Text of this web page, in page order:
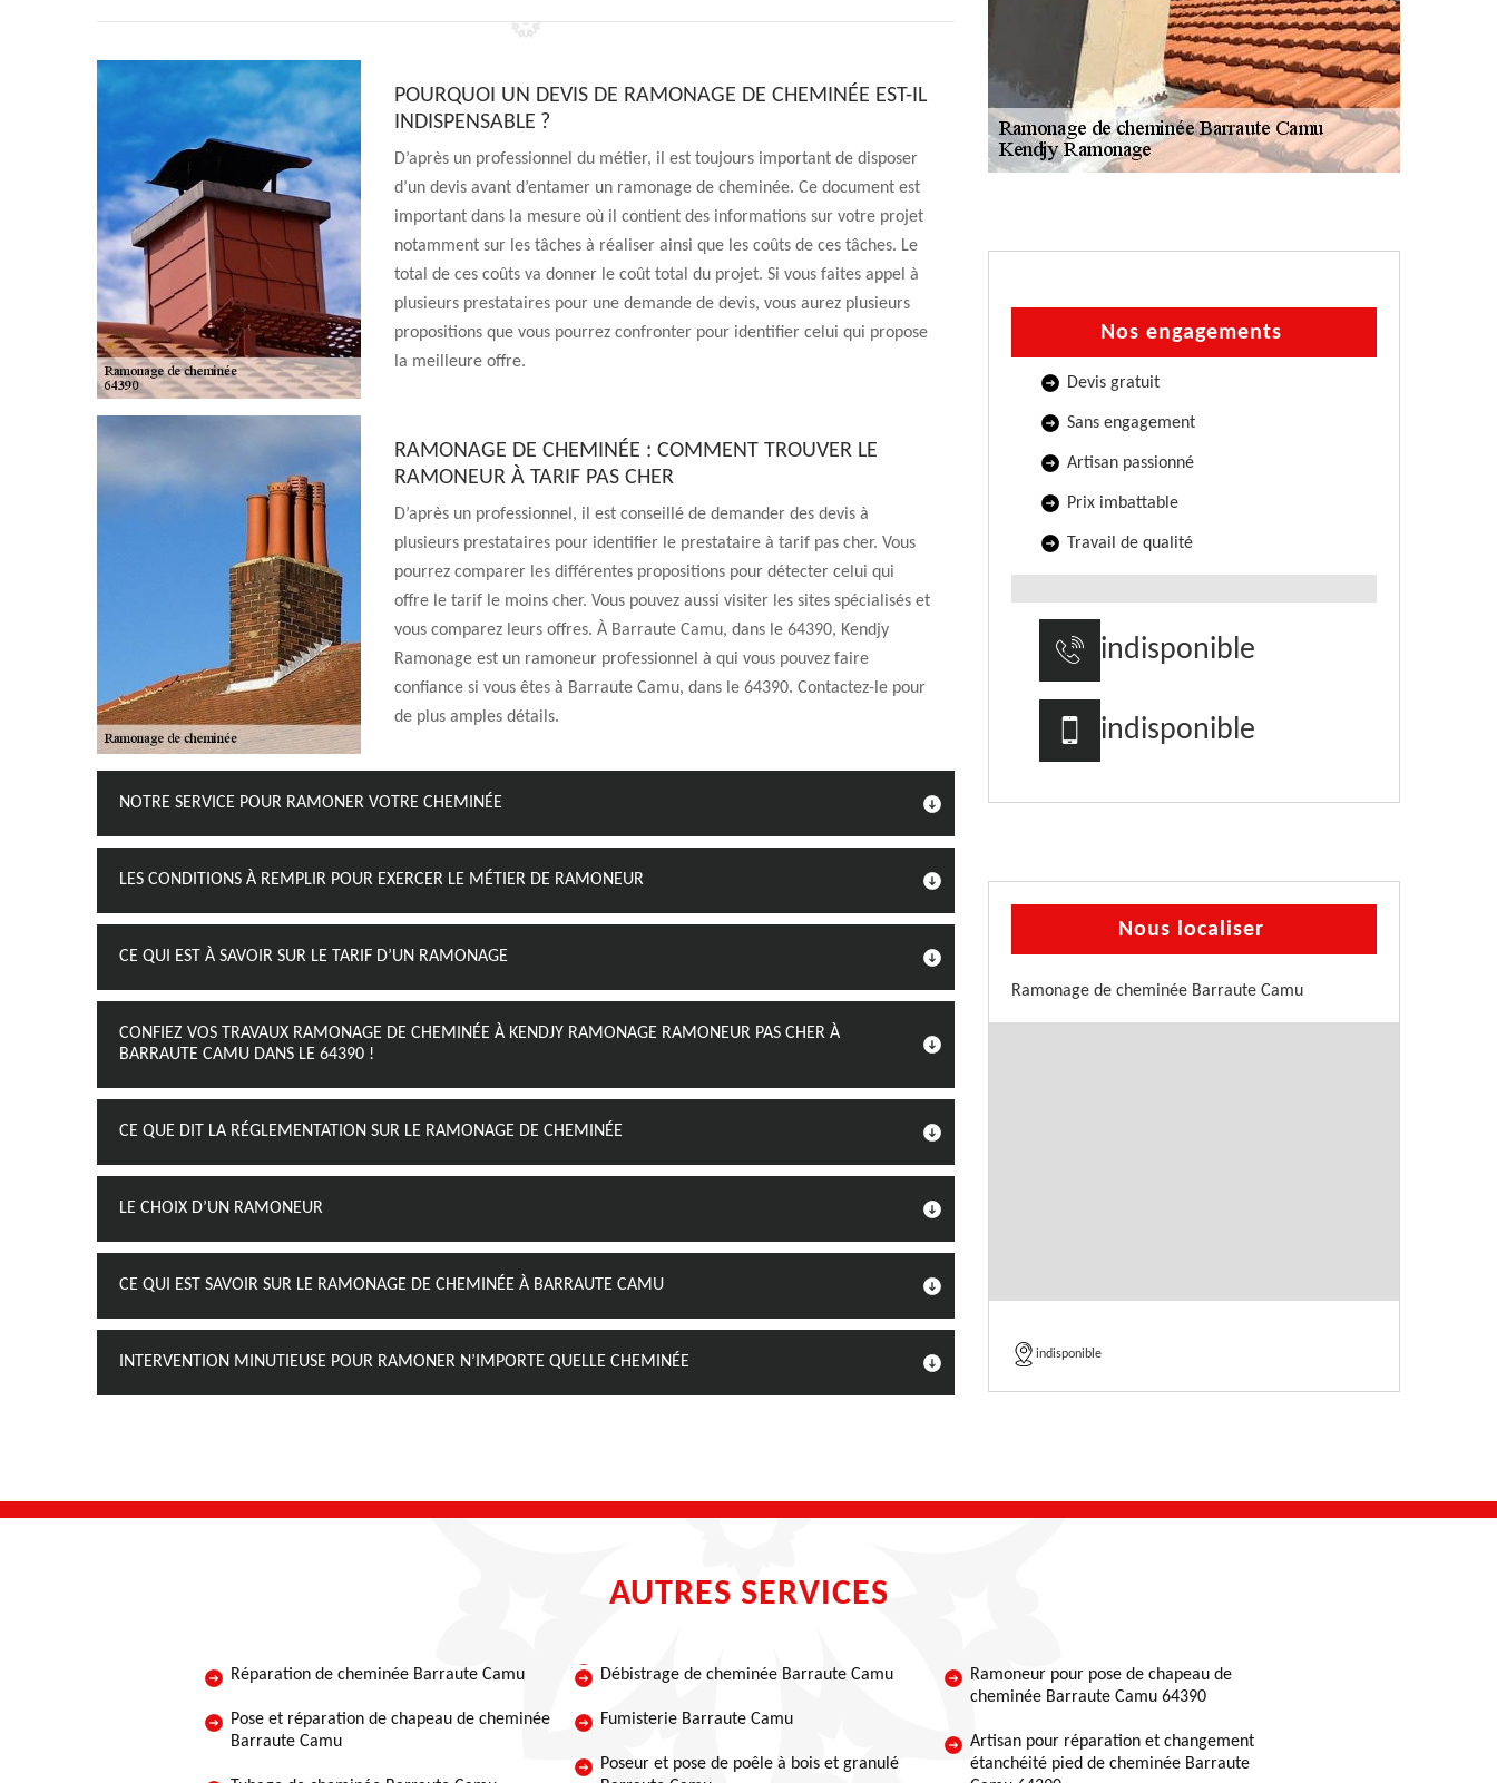
POURQUOI UN DEVIS DE RAMONAGE DE CHEMINÉE EST-IL
INDISPENSABLE ?
D’après un professionnel du métier, il est toujours important de disposer
d’un devis avant d’entamer un ramonage de cheminée. Ce document est
important dans la mesure où il contient des informations sur votre projet
notamment sur les tâches à réaliser ainsi que les coûts de ces tâches. Le
total de ces coûts va donner le coût total du projet. Si vous faites appel à
plusieurs prestataires pour une demande de devis, vous aurez plusieurs
propositions que vous pourrez confronter pour identifier celui qui propose
la meilleure offre.
RAMONAGE DE CHEMINÉE : COMMENT TROUVER LE
RAMONEUR À TARIF PAS CHER
D’après un professionnel, il est conseillé de demander des devis à
plusieurs prestataires pour identifier le prestataire à tarif pas cher. Vous
pourrez comparer les différentes propositions pour détecter celui qui
offre le tarif le moins cher. Vous pouvez aussi visiter les sites spécialisés et
vous comparez leurs offres. À Barraute Camu, dans le 64390, Kendjy
Ramonage est un ramoneur professionnel à qui vous pouvez faire
confiance si vous êtes à Barraute Camu, dans le 64390. Contactez-le pour
de plus amples détails.
NOTRE SERVICE POUR RAMONER VOTRE CHEMINÉE
LES CONDITIONS À REMPLIR POUR EXERCER LE MÉTIER DE RAMONEUR
CE QUI EST À SAVOIR SUR LE TARIF D’UN RAMONAGE
CONFIEZ VOS TRAVAUX RAMONAGE DE CHEMINÉE À KENDJY RAMONAGE RAMONEUR PAS CHER À
BARRAUTE CAMU DANS LE 64390 !
CE QUE DIT LA RÉGLEMENTATION SUR LE RAMONAGE DE CHEMINÉE
LE CHOIX D’UN RAMONEUR
CE QUI EST SAVOIR SUR LE RAMONAGE DE CHEMINÉE À BARRAUTE CAMU
INTERVENTION MINUTIEUSE POUR RAMONER N’IMPORTE QUELLE CHEMINÉE
Nos engagements
Devis gratuit
Sans engagement
Artisan passionné
Prix imbattable
Travail de qualité
indisponible
indisponible
Nous localiser
Ramonage de cheminée Barraute Camu
indisponible
AUTRES SERVICES
Réparation de cheminée Barraute Camu
Pose et réparation de chapeau de cheminée
Barraute Camu
Débistrage de cheminée Barraute Camu
Fumisterie Barraute Camu
Poseur et pose de poêle à bois et granulé
Ramoneur pour pose de chapeau de
cheminée Barraute Camu 64390
Artisan pour réparation et changement
étanchéité pied de cheminée Barraute